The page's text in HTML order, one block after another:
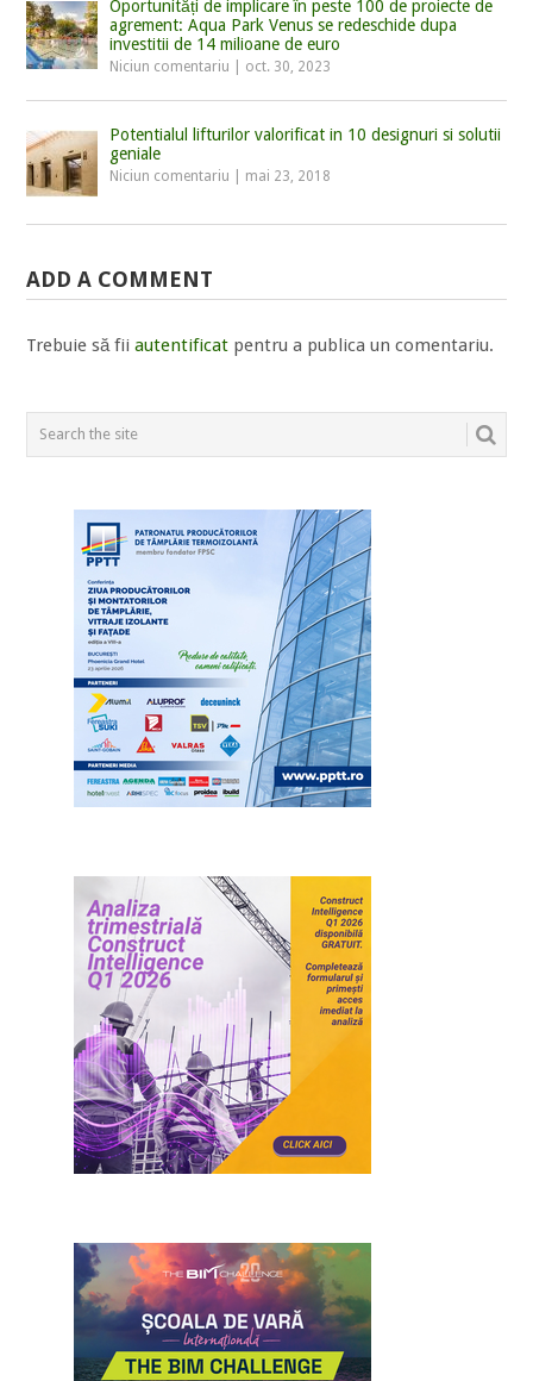
Oportunități de implicare în peste 100 de proiecte de
agrement: Aqua Park Venus se redeschide dupa
investitii de 14 milioane de euro
Niciun comentariu oct. 30, 2023
Potentialul lifturilor valorificat in 10 designuri si solutii
geniale
Niciun comentariu mai 23, 2018
ADD A COMMENT
Trebuie să fiiautentificat pentru a publica un comentariu.